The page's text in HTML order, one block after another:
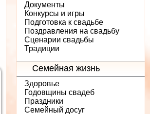
Документы
Конкурсы и игры
Подготовка к свадьбе
Поздравления на свадьбу
Сценарии свадьбы
Традиции
Семейная жизнь
Здоровье
Годовщины свадеб
Праздники
Семейный досуг